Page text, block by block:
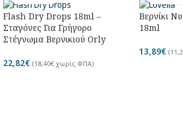
Flash Dry Drops 18ml –
Σταγόνες Για Γρήγορο
Στέγνωμα Βερνικιού Orly
22,82€ (18,40€ χωρίς ΦΠΑ)
Βερνίκι
18ml
13,89€ (